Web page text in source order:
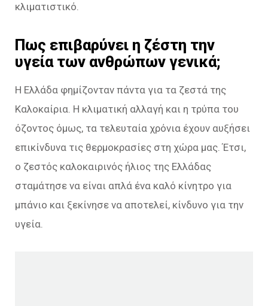
κλιματιστικό.
Πως επιβαρύνει η ζέστη την
υγεία των ανθρώπων γενικά;
Η Ελλάδα φημίζονταν πάντα για τα ζεστά της
Καλοκαίρια. Η κλιματική αλλαγή και η τρύπα του
όζοντος όμως, τα τελευταία χρόνια έχουν αυξήσει
επικίνδυνα τις θερμοκρασίες στη χώρα μας. Έτσι,
ο ζεστός καλοκαιρινός ήλιος της Ελλάδας
σταμάτησε να είναι απλά ένα καλό κίνητρο για
μπάνιο και ξεκίνησε να αποτελεί, κίνδυνο για την
υγεία.